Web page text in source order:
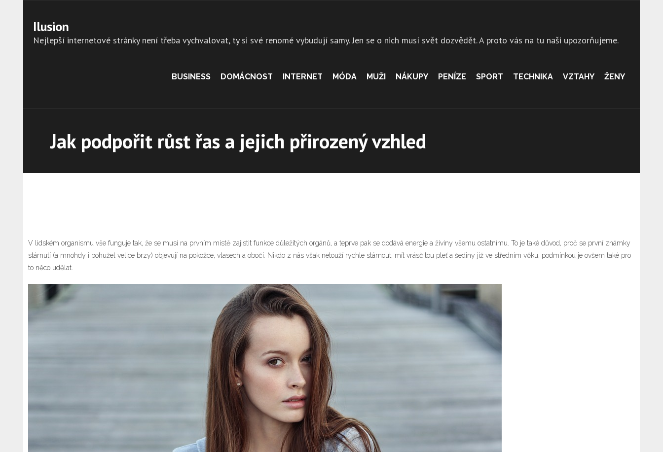
content
Ilusion
Nejlepší internetové stránky není třeba vychvalovat, ty si své renomé vybudují samy. Jen se o nich musí svět dozvědět. A proto vás na tu naši upozorňujeme.
BUSINESS DOMÁCNOST INTERNET MÓDA MUŽI NÁKUPY PENÍZE SPORT TECHNIKA VZTAHY ŽENY
Jak podpořit růst řas a jejich přirozený vzhled
V lidském organismu vše funguje tak, že se musí na prvním místě zajistit funkce důležitých orgánů, a teprve pak se dodává energie a živiny všemu ostatnímu. To je také důvod, proč se první známky
stárnutí (a mnohdy i bohužel velice brzy) objevují na pokožce, vlasech a obočí. Nikdo z nás však netouží rychle stárnout, mít vrásčitou pleť a šediny již ve středním věku, podmínkou je ovšem také pro
to něco udělat.